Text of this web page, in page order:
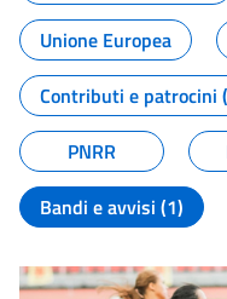
Unione Europea
Contributi e patrocini
PNRR
Bandi e avvisi (1)